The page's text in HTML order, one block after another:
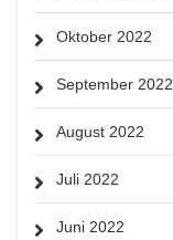
Oktober 2022
September 2022
August 2022
Juli 2022
Juni 2022